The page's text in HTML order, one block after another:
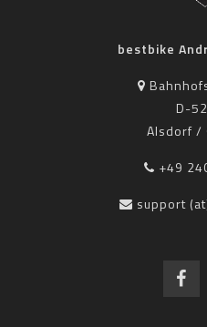
bestbike
D-
Alsdorf /
+49
support